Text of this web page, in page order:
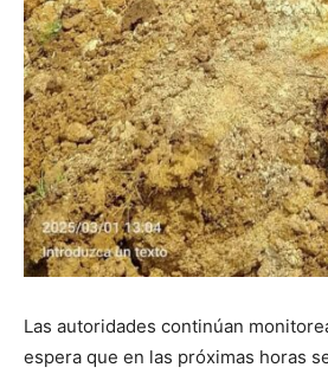
Las autoridades continúan
espera que en las próximas horas